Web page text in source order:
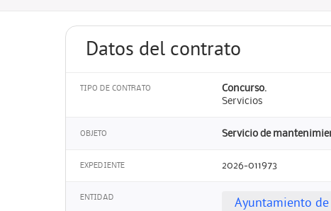
Datos del contrato
TIPO DE CONTRATO
Concurso.
Servicios
OBJETO Servicio de
EXPEDIENTE 2026-011973
ENTIDAD Ayuntamiento